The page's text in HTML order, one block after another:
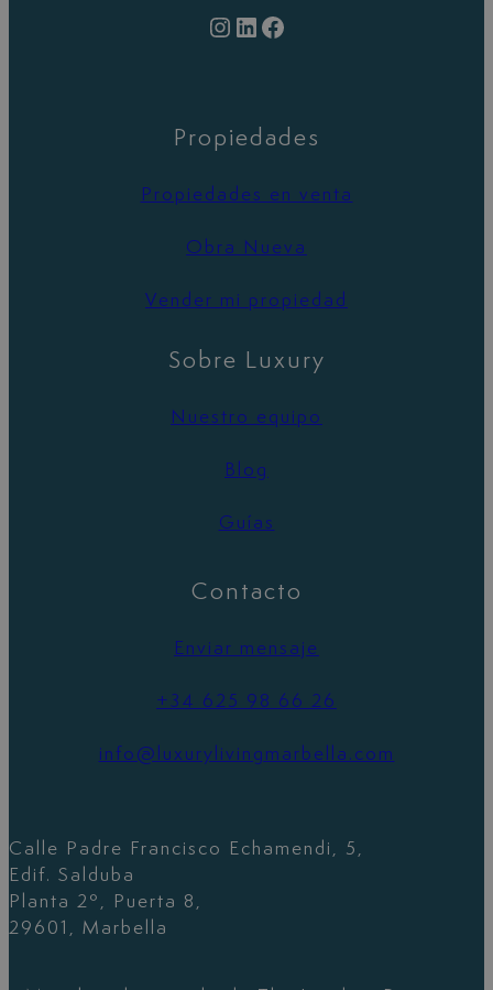
Instagram LinkedIn Facebook
Propiedades
Propiedades en venta
Obra Nueva
Vender mi propiedad
Sobre Luxury
Nuestro equipo
Blog
Guías
Contacto
Enviar mensaje
+34 625 98 66 26
info@luxurylivingmarbella.com
Calle Padre Francisco Echamendi, 5,
Edif. Salduba
Planta 2º, Puerta 8,
29601, Marbella